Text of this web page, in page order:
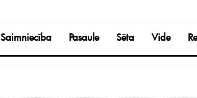
Saimniecība Pasaule Sēta Vide